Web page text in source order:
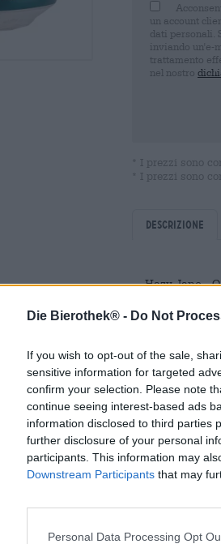
Die Bierothek® - Do Not
If you wish to opt-out of the sale,
sensitive information for targeted
confirm your selection. Please note
continue seeing interest-based ads
information disclosed to third parties
further disclosure of your personal
participants. This information may
Downstream Participants that may
Personal Data Processing Opt
un account
dati personali.
inviando un'e-
trattamento
nel nostro
* I prezzi sono
* I prezzi sono
Descrizione
Hazy Jane -
Oltre alle
trovato la
diffuso
regalato
Il NEIPA si
devono
sbilanciate. I
del luppolo e
colore
maturate al
Questo
delude
meravigliosa